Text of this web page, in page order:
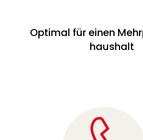
Optimal für einen
haushalt